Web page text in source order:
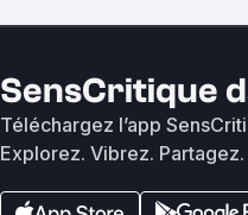
SensCritique
Téléchargez l’app
Explorez. Vibrez. Partagez.